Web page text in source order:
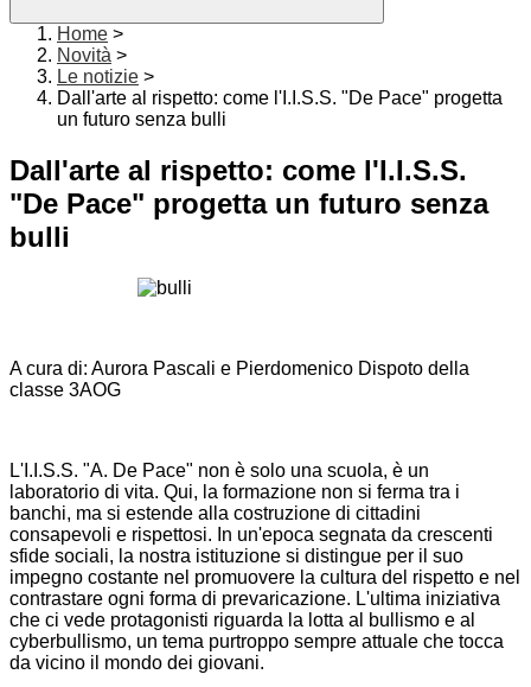
Home >
Novità >
Le notizie >
Dall'arte al rispetto: come l'I.I.S.S. "De Pace" progetta
un futuro senza bulli
Dall'arte al rispetto: come l'I.I.S.S.
"De Pace" progetta un futuro senza
bulli
A cura di: Aurora Pascali e Pierdomenico Dispoto della
classe 3AOG
L'I.I.S.S. "A. De Pace" non è solo una scuola, è un
laboratorio di vita. Qui, la formazione non si ferma tra i
banchi, ma si estende alla costruzione di cittadini
consapevoli e rispettosi. In un'epoca segnata da crescenti
sfide sociali, la nostra istituzione si distingue per il suo
impegno costante nel promuovere la cultura del rispetto e nel
contrastare ogni forma di prevaricazione. L'ultima iniziativa
che ci vede protagonisti riguarda la lotta al bullismo e al
cyberbullismo, un tema purtroppo sempre attuale che tocca
da vicino il mondo dei giovani.